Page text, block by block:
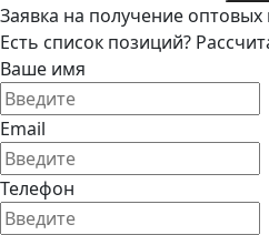
Заявка на получение оптовых
Есть список позиций?
Ваше имя
Email
Телефон